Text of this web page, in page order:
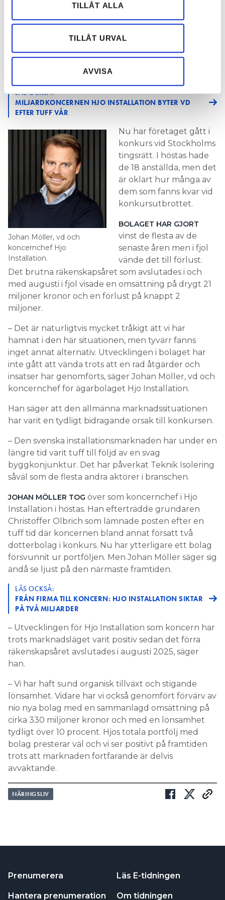
annons- och analysföretag som vi samarbetar med.
Dessa kan i sin tur kombinera informationen med annan
information som du har tillhandahållit eller som de har
samlat in när du har använt deras tjänster.
TILLÅT ALLA
TILLÅT URVAL
AVVISA
uppdragsgivare var bland andra ventilationsföretag,
bygg- och industriföretag, kommuner och
LÄS OCKSÅ:
LÄS OCKSÅ:
MILJARDKONCERNEN HJO INSTALLATION BYTER VD
EFTER TUFF VÅR
Johan Möller, vd och
koncernchef Hjo
Installation.
Nu har företaget gått i
konkurs vid Stockholms
tingsrätt. I höstas hade
de 18 anställda, men det
är oklart hur många av
dem som fanns kvar vid
konkursutbrottet.
BOLAGET HAR GJORT
vinst de flesta av de
senaste åren men i fjol
vände det till förlust.
Det brutna räkenskapsåret som avslutades i och
med augusti i fjol visade en omsättning på drygt 21
miljoner kronor och en förlust på knappt 2
miljoner.
– Det är naturligtvis mycket tråkigt att vi har
hamnat i den här situationen, men tyvärr fanns
inget annat alternativ. Utvecklingen i bolaget har
inte gått att vända trots att en rad åtgärder och
insatser har genomförts, säger Johan Möller, vd och
koncernchef för ägarbolaget Hjo Installation.
Han säger att den allmänna marknadssituationen
har varit en tydligt bidragande orsak till konkursen.
– Den svenska installationsmarknaden har under en
längre tid varit tuff till följd av en svag
byggkonjunktur. Det har påverkat Teknik Isolering
såväl som de flesta andra aktörer i branschen.
JOHAN MÖLLER TOG över som koncernchef i Hjo
Installation i höstas. Han efterträdde grundaren
Christoffer Olbrich som lämnade posten efter en
tuff tid där koncernen bland annat försatt två
dotterbolag i konkurs. Nu har ytterligare ett bolag
försvunnit ur portföljen. Men Johan Möller säger sig
ändå se ljust på den närmaste framtiden.
LÄS OCKSÅ:
FRÅN FIRMA TILL KONCERN: HJO INSTALLATION SIKTAR
PÅ TVÅ MILJARDER
– Utvecklingen för Hjo Installation som koncern har
trots marknadsläget varit positiv sedan det förra
räkenskapsåret avslutades i augusti 2025, säger
han.
– Vi har haft sund organisk tillväxt och stigande
lönsamhet. Vidare har vi också genomfört förvärv av
nio nya bolag med en sammanlagd omsättning på
cirka 330 miljoner kronor och med en lönsamhet
tydligt över 10 procent. Hjos totala portfölj med
bolag presterar väl och vi ser positivt på framtiden
trots att marknaden fortfarande är delvis
avvaktande.
NÄRINGSLIV
Prenumerera
Hantera prenumeration
Läs E-tidningen
Om tidningen